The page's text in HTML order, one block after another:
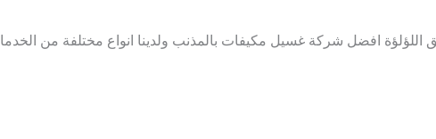
افضل شركة غسيل مكيفات بالمذنب ولدينا انواع مختلفة من